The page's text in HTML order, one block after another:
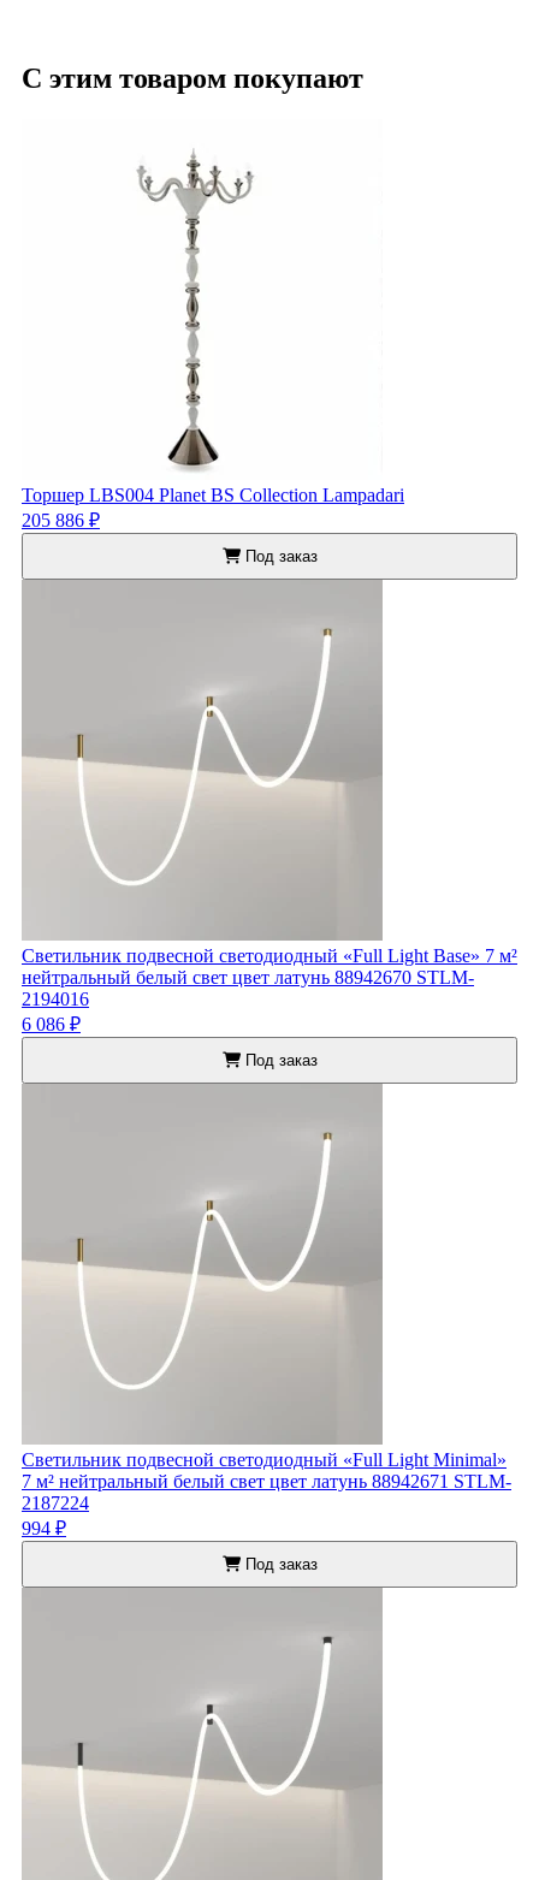
С этим товаром покупают
Торшер LBS004 Planet BS Collection Lampadari
205 886 ₽
Под заказ
Светильник подвесной светодиодный «Full Light Base» 7 м²
нейтральный белый свет цвет латунь 88942670 STLM-
2194016
6 086 ₽
Под заказ
Светильник подвесной светодиодный «Full Light Minimal»
7 м² нейтральный белый свет цвет латунь 88942671 STLM-
2187224
994 ₽
Под заказ